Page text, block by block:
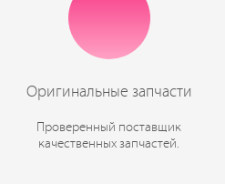
Оригинальные запчасти
Проверенный поставщик
качественных запчастей.